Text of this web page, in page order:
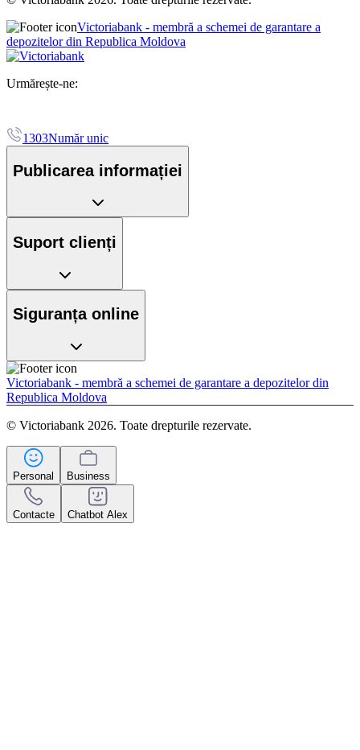
Victoriabank - membră a schemei de garantare a
depozitelor din Republica Moldova
Urmărește-ne:
1303Număr unic
Publicarea informației
Suport clienți
Siguranța online
Victoriabank - membră a schemei de garantare a depozitelor din
Republica Moldova
© Victoriabank 2026. Toate drepturile rezervate.
Personal Business
Contacte Chatbot Alex